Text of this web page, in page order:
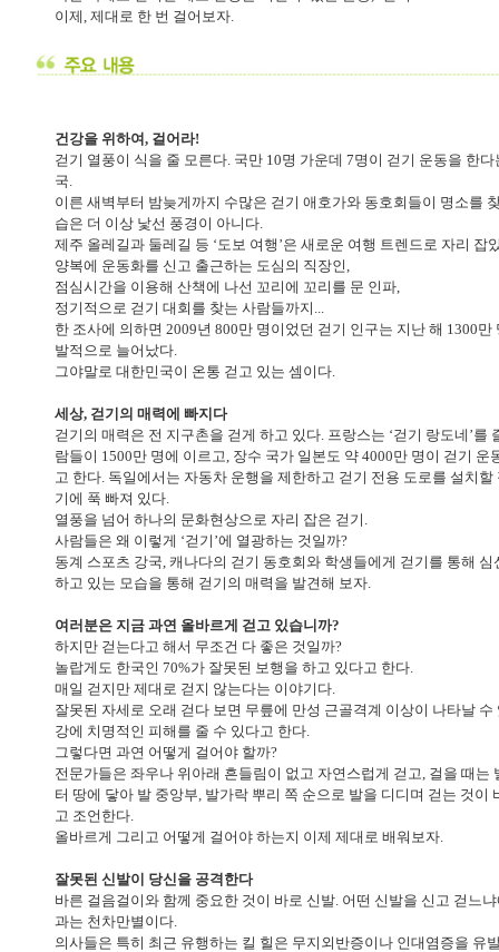
이제, 제대로 한 번 걸어보자.
건강을 위하여, 걸어라!
걷기 열풍이 식을 줄 모른다. 국만 10명 가운데 7명이 걷기 운동을 한다
국.
이른 새벽부터 밤늦게까지 수많은 걷기 애호가와 동호회들이 명소를
습은 더 이상 낯선 풍경이 아니다.
제주 올레길과 둘레길 등 ‘도보 여행’은 새로운 여행 트렌드로 자리 잡
양복에 운동화를 신고 출근하는 도심의 직장인,
점심시간을 이용해 산책에 나선 꼬리에 꼬리를 문 인파,
정기적으로 걷기 대회를 찾는 사람들까지...
한 조사에 의하면 2009년 800만 명이었던 걷기 인구는 지난 해 1300만
발적으로 늘어났다.
그야말로 대한민국이 온통 걷고 있는 셈이다.
세상, 걷기의 매력에 빠지다
걷기의 매력은 전 지구촌을 걷게 하고 있다. 프랑스는 ‘걷기 랑도네’를
람들이 1500만 명에 이르고, 장수 국가 일본도 약 4000만 명이 걷기 운
고 한다. 독일에서는 자동차 운행을 제한하고 걷기 전용 도로를 설치할
기에 푹 빠져 있다.
열풍을 넘어 하나의 문화현상으로 자리 잡은 걷기.
사람들은 왜 이렇게 ‘걷기’에 열광하는 것일까?
동계 스포츠 강국, 캐나다의 걷기 동호회와 학생들에게 걷기를 통해 심
하고 있는 모습을 통해 걷기의 매력을 발견해 보자.
여러분은 지금 과연 올바르게 걷고 있습니까?
하지만 걷는다고 해서 무조건 다 좋은 것일까?
놀랍게도 한국인 70%가 잘못된 보행을 하고 있다고 한다.
매일 걷지만 제대로 걷지 않는다는 이야기다.
잘못된 자세로 오래 걷다 보면 무릎에 만성 근골격계 이상이 나타날 수
강에 치명적인 피해를 줄 수 있다고 한다.
그렇다면 과연 어떻게 걸어야 할까?
전문가들은 좌우나 위아래 흔들림이 없고 자연스럽게 걷고, 걸을 때는
터 땅에 닿아 발 중앙부, 발가락 뿌리 쪽 순으로 발을 디디며 걷는 것이
고 조언한다.
올바르게 그리고 어떻게 걸어야 하는지 이제 제대로 배워보자.
잘못된 신발이 당신을 공격한다
바른 걸음걸이와 함께 중요한 것이 바로 신발. 어떤 신발을 신고 걷느
과는 천차만별이다.
의사들은 특히 최근 유행하는 킬 힐은 무지외반증이나 인대염증을 유